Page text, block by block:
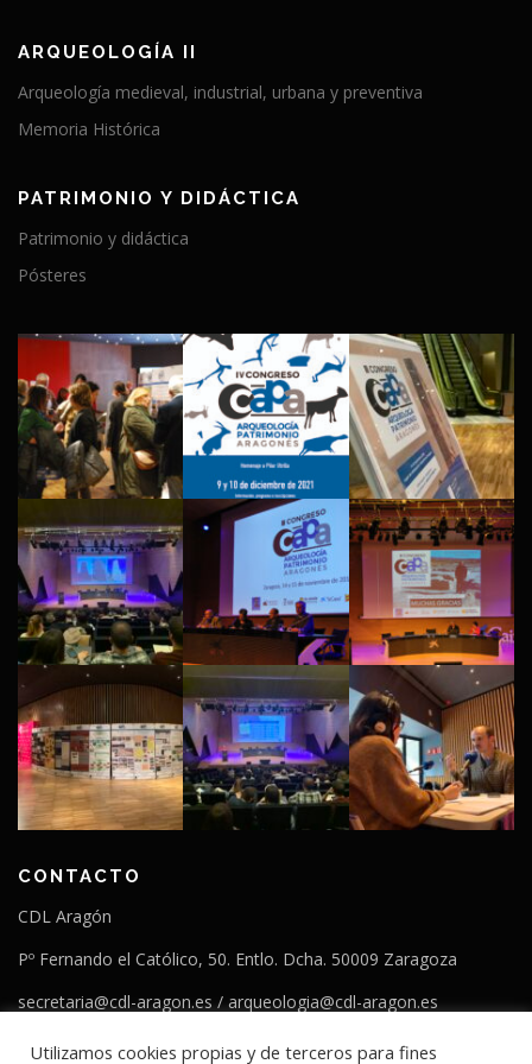
r
a
a
ARQUEOLOGÍA II
Arqueología medieval, industrial, urbana y preventiva
Memoria Histórica
PATRIMONIO Y DIDÁCTICA
Patrimonio y didáctica
Pósteres
CONTACTO
CDL Aragón
Pº Fernando el Católico, 50. Entlo. Dcha. 50009 Zaragoza
secretaria@cdl-aragon.es / arqueologia@cdl-aragon.es
T. 976554266
Utilizamos cookies propias y de terceros para fines